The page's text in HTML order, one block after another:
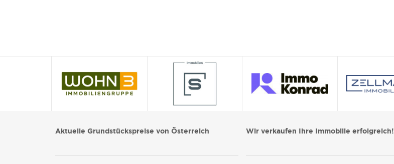
Aktuelle Grundstückspreise von Österreich Wir verkaufen Ihre Immobilie erfolgreich!